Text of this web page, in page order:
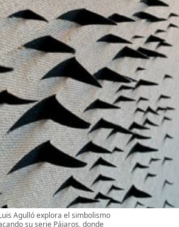
Agulló explora el simbolismo
su serie Pájaros, donde